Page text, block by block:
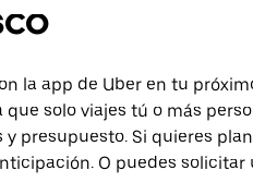
la app de Uber en tu
que solo viajes tú o más
y presupuesto. Si quieres
O puedes solicitar